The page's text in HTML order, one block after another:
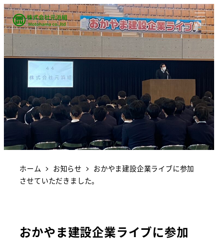
MENU
ホーム お知らせ
おかやま建設企業ライブに参加
させていただきました。
おかやま建設企業ライブに参加